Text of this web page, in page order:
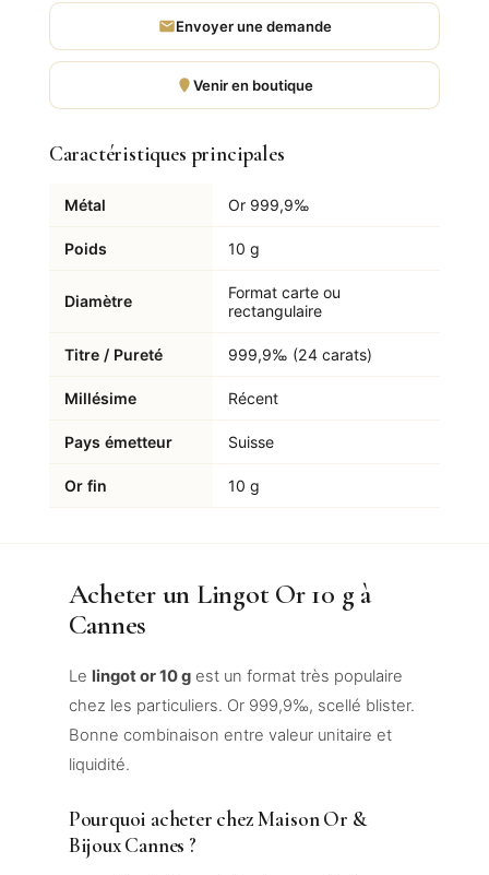
Envoyer une demande
Venir en boutique
Caractéristiques principales
Métal Or 999,9‰
Poids 10 g
Diamètre
Format carte ou
rectangulaire
Titre / Pureté 999,9‰ (24 carats)
Millésime Récent
Pays émetteur Suisse
Or fin 10 g
Acheter un Lingot Or 10 g à
Cannes
Le lingot or 10 gest un format très populaire
chez les particuliers. Or 999,9‰, scellé blister.
Bonne combinaison entre valeur unitaire et
liquidité.
Pourquoi acheter chez Maison Or &
Bijoux Cannes ?